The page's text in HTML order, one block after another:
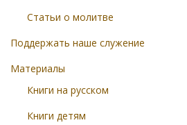
Статьи о молитве
Поддержать наше служение
Материалы
Книги на русском
Книги детям